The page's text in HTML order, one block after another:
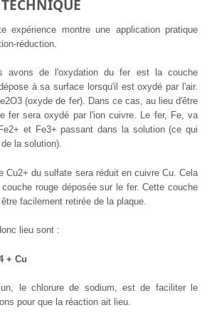
expérience montre une application pratique
réduction.
avons de l'oxydation du fer est la couche
à sa surface lorsqu'il est oxydé par l'air.
(oxyde de fer). Dans ce cas, au lieu d'être
fer sera oxydé par l'ion cuivre. Le fer, Fe, va
et Fe3+ passant dans la solution (ce qui
la solution).
Cu2+ du sulfate sera réduit en cuivre Cu. Cela
rouge déposée sur le fer. Cette couche
facilement retirée de la plaque.
lieu sont :
+ Cu
le chlorure de sodium, est de faciliter le
pour que la réaction ait lieu.